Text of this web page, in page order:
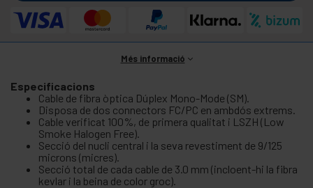
Més informació
Especificacions
Cable de fibra òptica Dúplex Mono-Mode (SM).
Disposa de dos connectors FC/PC en ambdós extrems.
Cable verificat 100%, de primera qualitat i LSZH (Low
Smoke Halogen Free).
Secció del nucli central i la seva revestiment de 9/125
microns (micres).
Secció total de cada cable de 3.0 mm (incloent-hi la fibra
kevlar i la beina de color groc).